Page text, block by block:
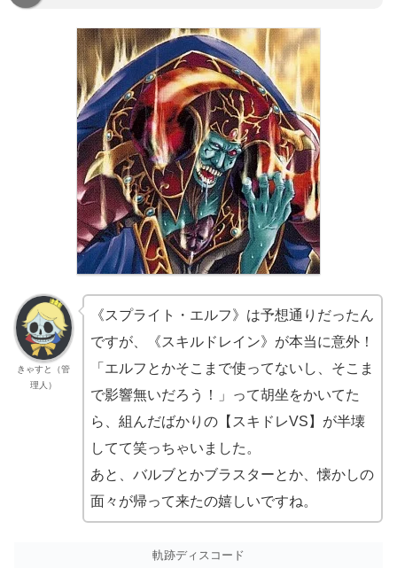
きゃすと（管
理人）
《スプライト・エルフ》は予想通りだったん
ですが、《スキルドレイン》が本当に意外！
「エルフとかそこまで使ってないし、そこま
で影響無いだろう！」って胡坐をかいてた
ら、組んだばかりの【スキドレVS】が半壊
してて笑っちゃいました。
あと、バルブとかブラスターとか、懐かしの
面々が帰って来たの嬉しいですね。
軌跡ディスコード